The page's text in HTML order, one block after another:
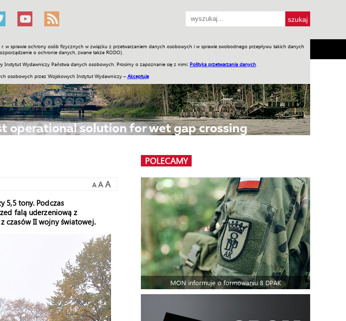
w sprawie ochrony osób fizycznych w związku z przetwarzaniem danych osobowych i w sprawie swobodnego przepływu takich danych
o ochronie danych, zwane także RODO).
Wydawniczy Państwa danych osobowych. Prosimy o zapoznanie się z nimi: Polityka przetwarzania danych
osobowych przez Wojskowych Instytut Wydawniczy – Akceptuję
Historia Galerie Wideo ENGLISH SKLEP Jednodniówki Praca w WIW
A A A
5,5 tony. Podczas
falą uderzeniową z
czasów II wojny światowej.
POLECAMY
MON informuje o formowaniu 8 DPAK